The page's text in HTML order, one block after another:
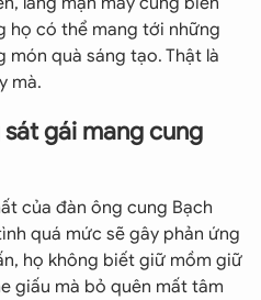
họ có thể mang tới những
món quà sáng tạo. Thật là
mà.
gái mang cung
của đàn ông cung Bạch
quá mức sẽ gây phản ứng
họ không biết giữ mồm giữ
giấu mà bỏ quên mất tâm